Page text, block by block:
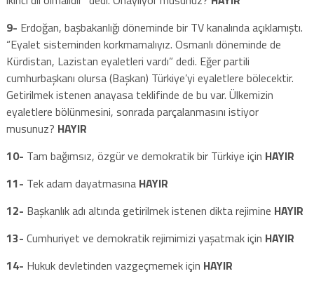
9- Erdoğan, başbakanlığı döneminde bir TV kanalında açıklamıştı.
“Eyalet sisteminden korkmamalıyız. Osmanlı döneminde de
Kürdistan, Lazistan eyaletleri vardı” dedi. Eğer partili
cumhurbaşkanı olursa (Başkan) Türkiye’yi eyaletlere bölecektir.
Getirilmek istenen anayasa teklifinde de bu var. Ülkemizin
eyaletlere bölünmesini, sonrada parçalanmasını istiyor
musunuz? HAYIR
10- Tam bağımsız, özgür ve demokratik bir Türkiye için HAYIR
11- Tek adam dayatmasına HAYIR
12- Başkanlık adı altında getirilmek istenen dikta rejimine HAYIR
13- Cumhuriyet ve demokratik rejimimizi yaşatmak için HAYIR
14- Hukuk devletinden vazgeçmemek için HAYIR